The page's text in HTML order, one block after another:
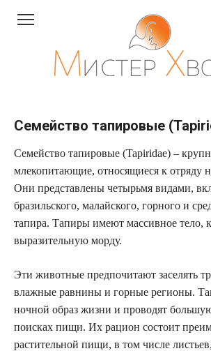
Семейство тапировые
Семейство тапировые (Tapiridae) –
млекопитающие, относящиеся к отряду
Они представлены четырьмя видами,
бразильского, малайского, горного и
тапира. Тапиры имеют массивное тело,
выразительную морду.
Эти животные предпочитают заселять
влажные равнины и горные регионы.
ночной образ жизни и проводят
поисках пищи. Их рацион состоит
растительной пищи, в том числе